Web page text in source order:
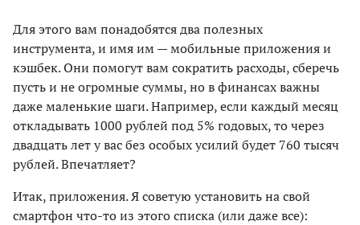
Для этого вам понадобятся два полезных
инструмента, и имя им — мобильные приложения и
кэшбек. Они помогут вам сократить расходы, сберечь
пусть и не огромные суммы, но в финансах важны
даже маленькие шаги. Например, если каждый месяц
откладывать 1000 рублей под 5% годовых, то через
двадцать лет у вас без особых усилий будет 760 тысяч
рублей. Впечатляет?
Итак, приложения. Я советую установить на свой
смартфон что-то из этого списка (или даже все):